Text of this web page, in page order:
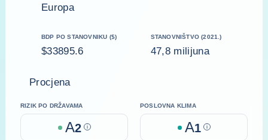
Europa
BDP PO STANOVNIKU ($)
$33895.6
STANOVNIŠTVO (2021.)
47,8 milijuna
Procjena
RIZIK PO DRŽAVAMA
A2 Help
POSLOVNA KLIMA
A1 Help